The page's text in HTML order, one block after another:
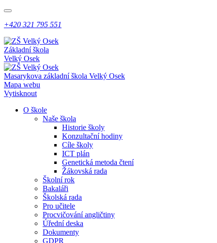
+420 321 795 551
Základní škola
Velký Osek
Masarykova základní škola Velký Osek
Mapa webu
Vytisknout
O škole
Naše škola
Historie školy
Konzultační hodiny
Cíle školy
ICT plán
Genetická metoda čtení
Žákovská rada
Školní rok
Bakaláři
Školská rada
Pro učitele
Procvičování angličtiny
Úřední deska
Dokumenty
GDPR